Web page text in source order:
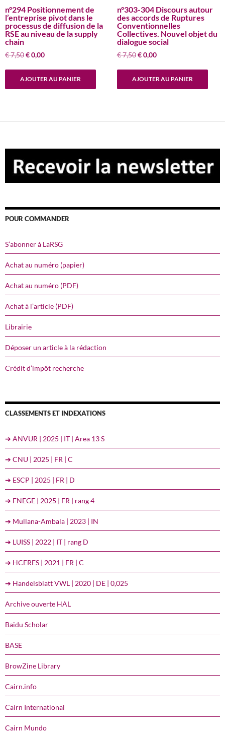
n°294 Positionnement de
l’entreprise pivot dans le
processus de diffusion de la
RSE au niveau de la supply
chain
€7,50Le
€0,00Le
AJOUTER AU PANIER
n°303-304 Discours autour
des accords de Ruptures
Conventionnelles
Collectives. Nouvel objet du
dialogue social
€7,50 Le
€0,00Le
AJOUTER AU PANIER
POUR COMMANDER
S’abonner à LaRSG
Achat au numéro (papier)
Achat au numéro (PDF)
Achat à l’article (PDF)
Librairie
Déposer un article à la rédaction
Crédit d’impôt recherche
CLASSEMENTS ET INDEXATIONS
➔ ANVUR | 2025 | IT | Area 13 S
➔ CNU | 2025 | FR | C
➔ ESCP | 2025 | FR | D
➔ FNEGE | 2025 | FR | rang 4
➔ Mullana-Ambala | 2023 | IN
➔ LUISS | 2022 | IT | rang D
➔ HCERES | 2021 | FR | C
➔ Handelsblatt VWL | 2020 | DE | 0,025
Archive ouverte HAL
Baidu Scholar
BASE
BrowZine Library
Cairn.info
Cairn International
Cairn Mundo